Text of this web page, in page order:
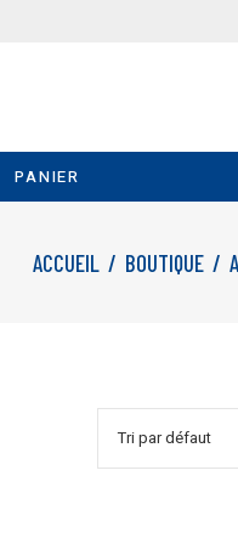
PANIER
ACCUEIL / BOUTIQUE /
Tri par défaut